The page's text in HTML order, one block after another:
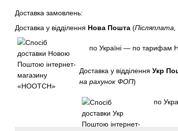
Доставка замовлень:
Доставка у відділення Нова Пошта (
по Україні — по тарифам
Доставка у відділення Укр
на рахунок ФОП)
по